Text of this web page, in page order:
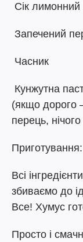
Сік лимонний
Запечений
Часник
Кунжутна
(якщо дорого
перець,
Приготування:
Всі
збиваємо до
Все! Хумус
Просто і